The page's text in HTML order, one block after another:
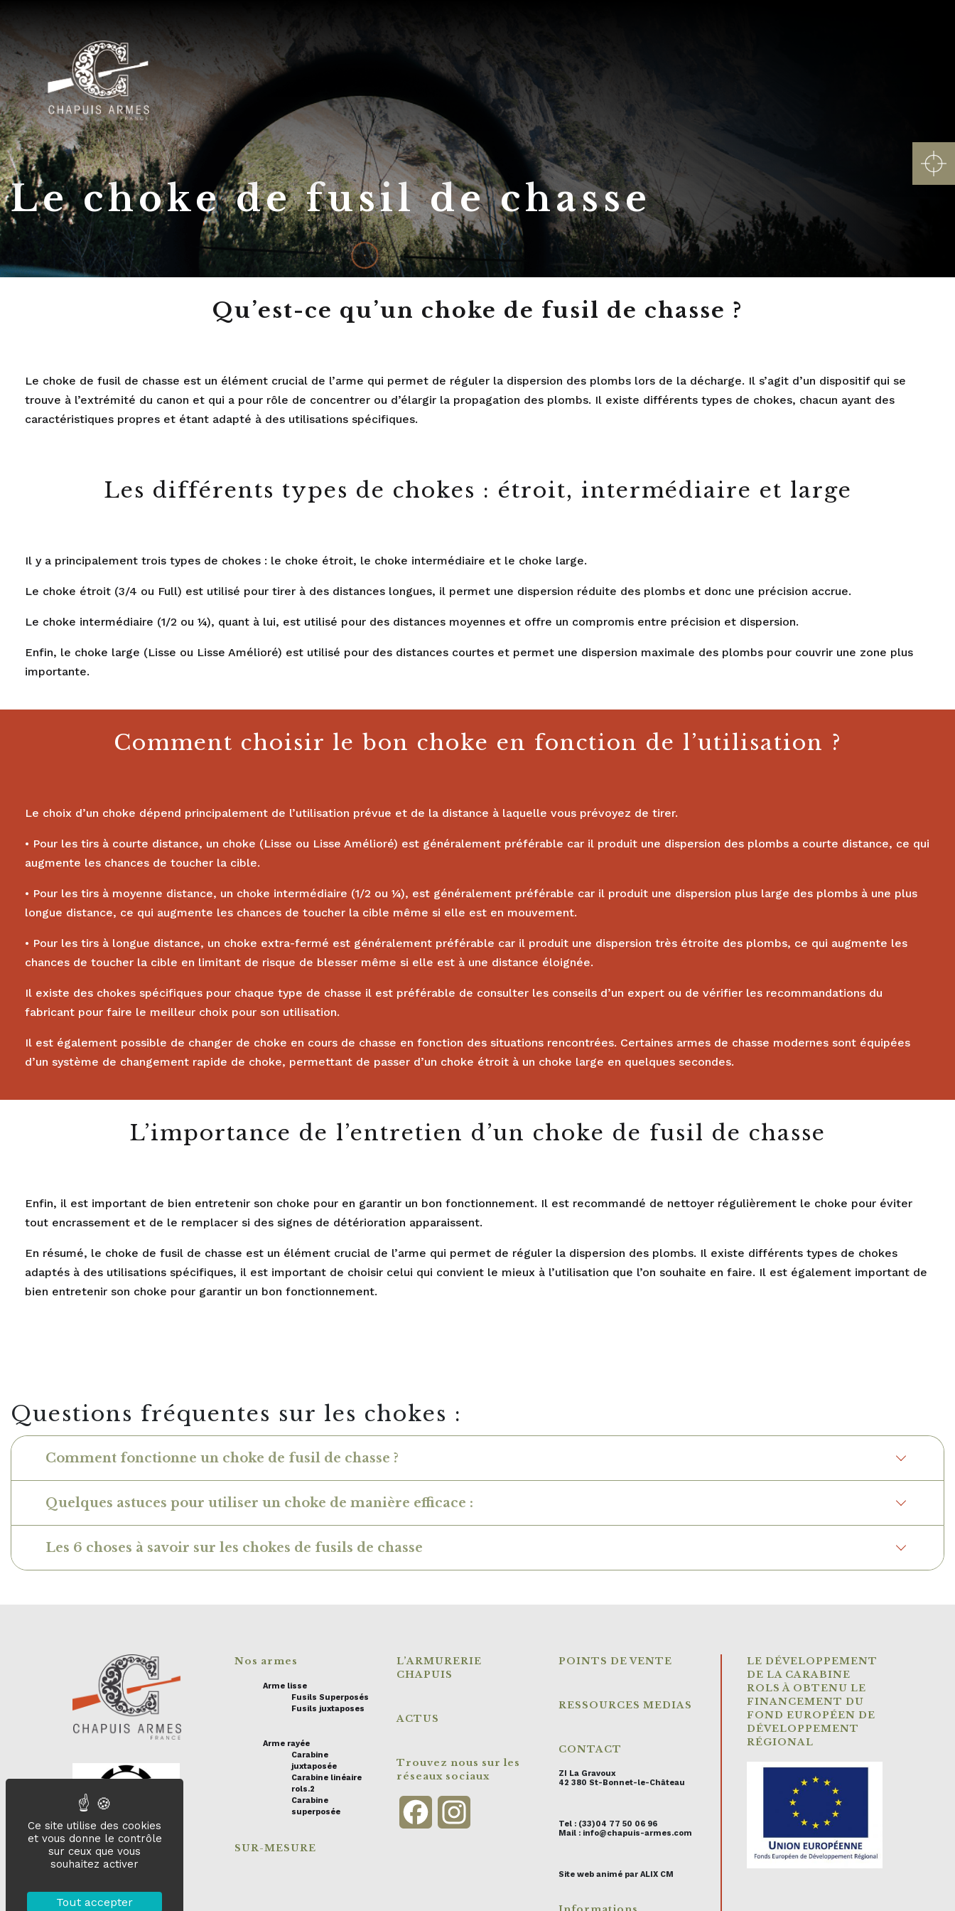
Le choke de fusil de chasse
Qu’est-ce qu’un choke de fusil de chasse ?
Le choke de fusil de chasse est un élément crucial de l’arme qui permet de réguler la dispersion des plombs lors de la décharge. Il s’agit d’un dispositif qui se
trouve à l’extrémité du canon et qui a pour rôle de concentrer ou d’élargir la propagation des plombs. Il existe différents types de chokes, chacun ayant des
caractéristiques propres et étant adapté à des utilisations spécifiques.
Les différents types de chokes : étroit, intermédiaire et large
Il y a principalement trois types de chokes : le choke étroit, le choke intermédiaire et le choke large.
Le choke étroit (3/4 ou Full) est utilisé pour tirer à des distances longues, il permet une dispersion réduite des plombs et donc une précision accrue.
Le choke intermédiaire (1/2 ou ¼), quant à lui, est utilisé pour des distances moyennes et offre un compromis entre précision et dispersion.
Enfin, le choke large (Lisse ou Lisse Amélioré) est utilisé pour des distances courtes et permet une dispersion maximale des plombs pour couvrir une zone plus
importante.
Comment choisir le bon choke en fonction de l’utilisation ?
Le choix d’un choke dépend principalement de l’utilisation prévue et de la distance à laquelle vous prévoyez de tirer.
• Pour les tirs à courte distance, un choke (Lisse ou Lisse Amélioré) est généralement préférable car il produit une dispersion des plombs a courte distance, ce qui
augmente les chances de toucher la cible.
• Pour les tirs à moyenne distance, un choke intermédiaire (1/2 ou ¼), est généralement préférable car il produit une dispersion plus large des plombs à une plus
longue distance, ce qui augmente les chances de toucher la cible même si elle est en mouvement.
• Pour les tirs à longue distance, un choke extra-fermé est généralement préférable car il produit une dispersion très étroite des plombs, ce qui augmente les
chances de toucher la cible en limitant de risque de blesser même si elle est à une distance éloignée.
Il existe des chokes spécifiques pour chaque type de chasse il est préférable de consulter les conseils d’un expert ou de vérifier les recommandations du
fabricant pour faire le meilleur choix pour son utilisation.
Il est également possible de changer de choke en cours de chasse en fonction des situations rencontrées. Certaines armes de chasse modernes sont équipées
d’un système de changement rapide de choke, permettant de passer d’un choke étroit à un choke large en quelques secondes.
L’importance de l’entretien d’un choke de fusil de chasse
Enfin, il est important de bien entretenir son choke pour en garantir un bon fonctionnement. Il est recommandé de nettoyer régulièrement le choke pour éviter
tout encrassement et de le remplacer si des signes de détérioration apparaissent.
En résumé, le choke de fusil de chasse est un élément crucial de l’arme qui permet de réguler la dispersion des plombs. Il existe différents types de chokes
adaptés à des utilisations spécifiques, il est important de choisir celui qui convient le mieux à l’utilisation que l’on souhaite en faire. Il est également important de
bien entretenir son choke pour garantir un bon fonctionnement.
Questions fréquentes sur les chokes :
Comment fonctionne un choke de fusil de chasse ?
Quelques astuces pour utiliser un choke de manière efficace :
Les 6 choses à savoir sur les chokes de fusils de chasse
Nos armes
Arme lisse
Fusils Superposés
Fusils juxtaposes
Arme rayée
Carabine
juxtaposée
Carabine linéaire
rols.2
Carabine
superposée
SUR-MESURE
L’ARMURERIE
CHAPUIS
ACTUS
Trouvez nous sur les
réseaux sociaux
Facebook
POINTS DE VENTE
RESSOURCES MEDIAS
CONTACT
ZI La Gravoux
42 380 St-Bonnet-le-Château
Tel : (33)04 77 50 06 96
Mail : info@chapuis-armes.com
Site web animé par ALIX CM
LE DÉVELOPPEMENT
DE LA CARABINE
ROLS À OBTENU LE
FINANCEMENT DU
FOND EUROPÉEN DE
DÉVELOPPEMENT
RÉGIONAL
Ce site utilise des cookies
et vous donne le contrôle
sur ceux que vous
souhaitez activer
Tout accepter